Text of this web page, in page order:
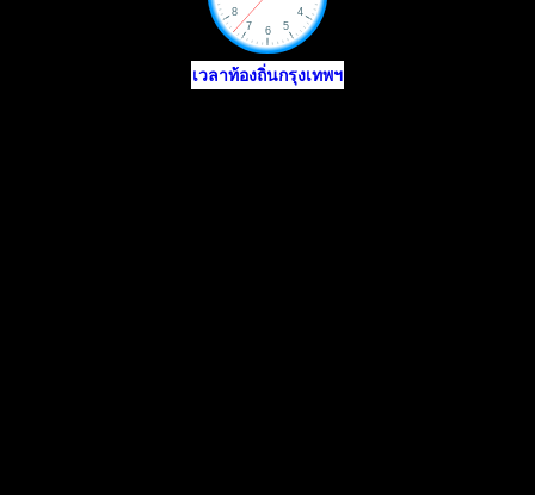
เวลาท้องถิ่นกรุงเทพฯ